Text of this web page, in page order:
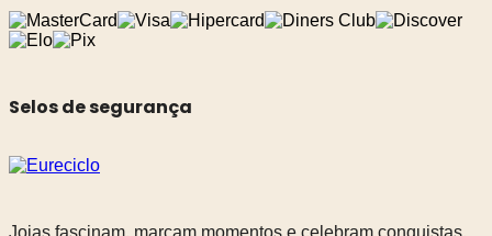
Selos de segurança
Joias fascinam, marcam momentos e celebram conquistas.